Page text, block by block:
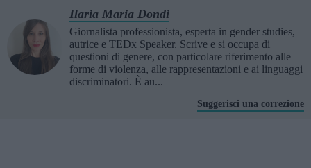
Ilaria Maria Dondi
Giornalista professionista, esperta in gender studies,
autrice e TEDx Speaker. Scrive e si occupa di
questioni di genere, con particolare riferimento alle
forme di violenza, alle rappresentazioni e ai linguaggi
discriminatori. È au...
Suggerisci una correzione